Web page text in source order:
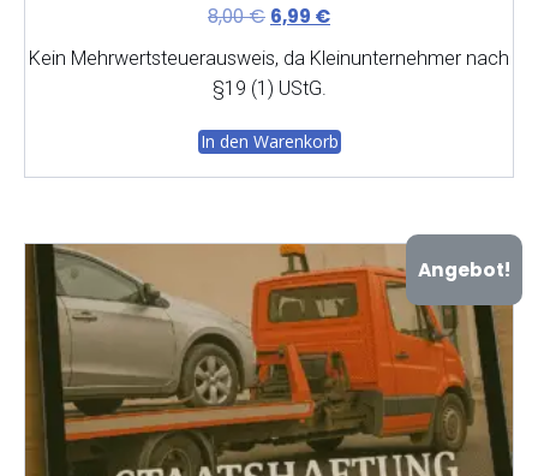
8,00€ Ursprünglicher
war:
8,00 €
6,99 €Aktueller
ist:
Kein Mehrwertsteuerausweis, da Kleinunternehmer nach
§19 (1) UStG.
In den Warenkorb
Angebot!